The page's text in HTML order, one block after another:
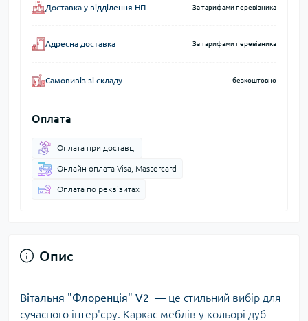
Доставка у відділення НП За тарифами перевізника
Адресна доставка За тарифами перевізника
Самовивіз зі складу безкоштовно
Оплата
Оплата при доставці
Онлайн-оплата Visa, Mastercard
Оплата по реквізитах
Опис
Вітальня "Флоренція" V2 — це стильний вибір для
сучасного інтер'єру. Каркас меблів у кольорі дуб